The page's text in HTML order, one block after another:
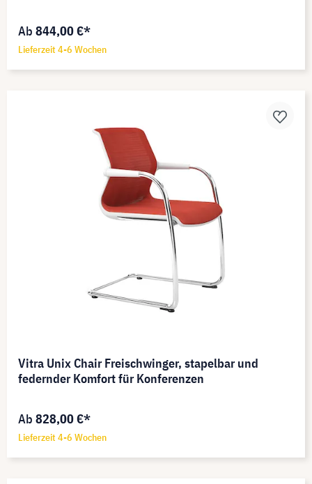
Ab 844,00 €*
Lieferzeit 4-6 Wochen
Vitra Unix Chair Freischwinger, stapelbar und
federnder Komfort für Konferenzen
Ab 828,00 €*
Lieferzeit 4-6 Wochen